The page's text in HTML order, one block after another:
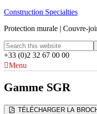
Construction Specialties
Protection murale | Couvre-
+33 (0)2 32 67 00 00
Menu
Gamme SGR
TÉLÉCHARGER LA